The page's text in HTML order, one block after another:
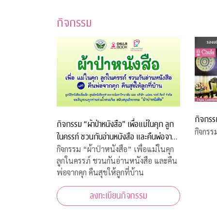
กิจกรรม
กิจกรรม “ผ้าป่าหนังสือ” เพื่อแม่ในคุก ลูก
ในครรภ์ ชวนกันอ่านหนังสือ และคืนพ่อจาก
คุก คืนสุขให้ลูกที่บ้าน
กิจกรรม “ผ้าป่าหนังสือ” เพื่อแม่ในคุก
ลูกในครรภ์ ชวนกันอ่านหนังสือ และคืน
พ่อจากคุก คืนสุขให้ลูกที่บ้าน
ลงทะเบียนกิจกรรม
กิจกร
กิจกรร